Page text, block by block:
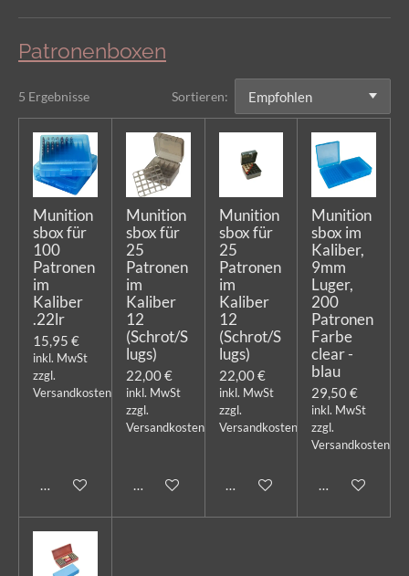
Patronenboxen
5 Ergebnisse Sortieren:
Munition
sbox für
100
Patronen
im
Kaliber
.22lr
15,95 €
inkl. MwSt
zzgl.
Versandkosten
In den Warenkorb
Munition
sbox für
25
Patronen
im
Kaliber
12
(Schrot/S
lugs)
22,00 €
inkl. MwSt
zzgl.
Versandkosten
In den Warenkorb
Munition
sbox für
25
Patronen
im
Kaliber
12
(Schrot/S
lugs)
22,00 €
inkl. MwSt
zzgl.
Versandkosten
In den Warenkorb
Munition
sbox im
Kaliber,
9mm
Luger,
200
Patronen
Farbe
clear -
blau
29,50 €
inkl. MwSt
zzgl.
Versandkosten
In den